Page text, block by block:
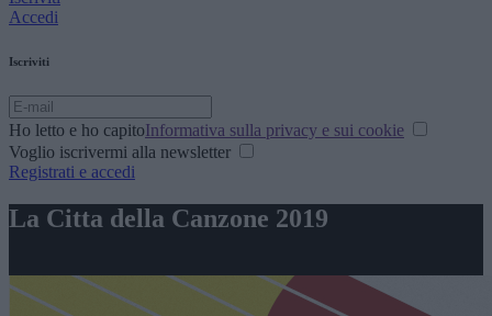
Accedi
Iscriviti
Ho letto e ho capitoInformativa sulla privacy e sui cookie
Voglio iscrivermi alla newsletter
Registrati e accedi
La Citta della Canzone 2019